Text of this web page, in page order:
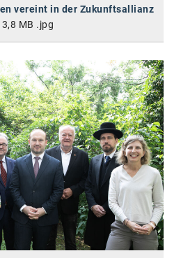
vereint in der Zukunftsallianz
3,8 MB .jpg